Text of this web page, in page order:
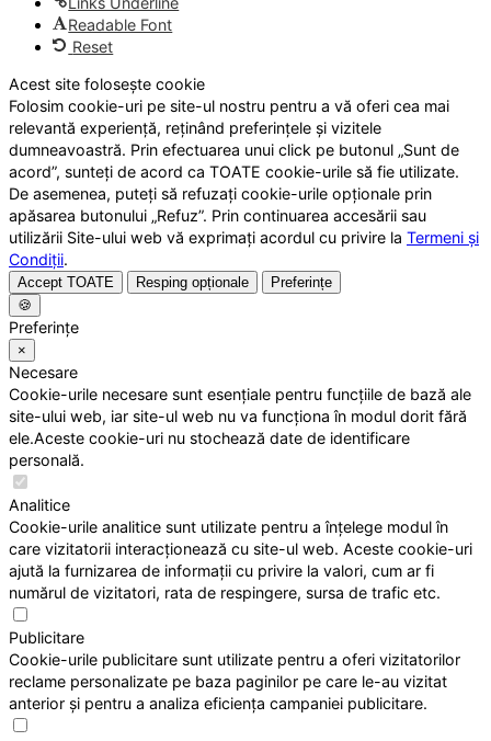
Readable Font
Reset
Acest site folosește cookie
Folosim cookie-uri pe site-ul nostru pentru a vă oferi cea mai
relevantă experiență, reținând preferințele și vizitele
dumneavoastră. Prin efectuarea unui click pe butonul „Sunt de
acord”, sunteți de acord ca TOATE cookie-urile să fie utilizate.
De asemenea, puteți să refuzați cookie-urile opționale prin
apăsarea butonului „Refuz”. Prin continuarea accesării sau
utilizării Site-ului web vă exprimați acordul cu privire la Termeni și
Condiții.
Accept TOATE Resping opționale
Preferințe
🍪
Preferințe
×
Necesare
Cookie-urile necesare sunt esențiale pentru funcțiile de bază ale
site-ului web, iar site-ul web nu va funcționa în modul dorit fără
ele.Aceste cookie-uri nu stochează date de identificare
personală.
Analitice
Cookie-urile analitice sunt utilizate pentru a înțelege modul în
care vizitatorii interacționează cu site-ul web. Aceste cookie-uri
ajută la furnizarea de informații cu privire la valori, cum ar fi
numărul de vizitatori, rata de respingere, sursa de trafic etc.
Publicitare
Cookie-urile publicitare sunt utilizate pentru a oferi vizitatorilor
reclame personalizate pe baza paginilor pe care le-au vizitat
anterior și pentru a analiza eficiența campaniei publicitare.